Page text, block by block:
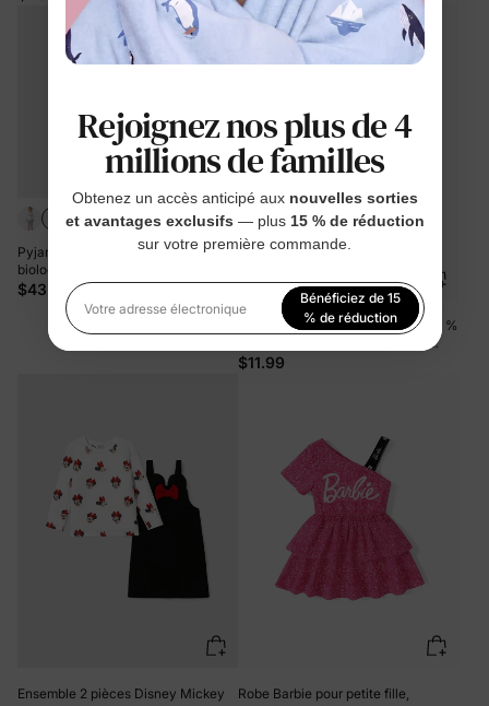
en 1 pour 4 saisons (ajustement
parfait) Rose
Pyjama 4 pièces en coton
biologique pour tout-petits/enfants,
ensemble 4 en 1 coupe ajustée pour
filles, rose
$43.99
Combinaison bébé garçon/fille 95 %
imprimé cœur et lettres Noir
$11.99
Ensemble 2 pièces Disney Mickey
Robe Barbie pour petite fille,
Rejoignez nos plus de 4
millions de familles
Obtenez un accès anticipé aux nouvelles sorties
et avantages exclusifs — plus 15 % de réduction
sur votre première commande.
Votre adresse électronique
Bénéficiez de 15
% de réduction
En vous inscrivant, vous acceptez notre